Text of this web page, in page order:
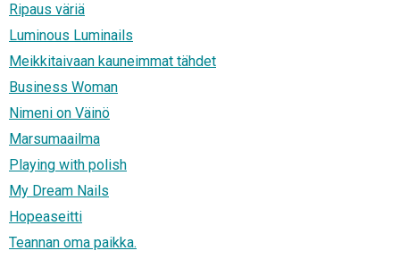
Ripaus väriä
Luminous Luminails
Meikkitaivaan kauneimmat tähdet
Business Woman
Nimeni on Väinö
Marsumaailma
Playing with polish
My Dream Nails
Hopeaseitti
Teannan oma paikka.